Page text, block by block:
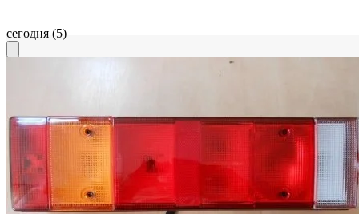
сегодня (5)